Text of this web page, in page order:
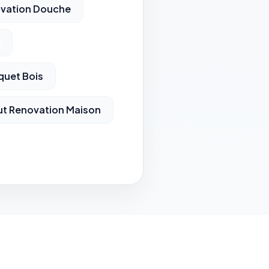
Douche
Bois
Renovation Maison